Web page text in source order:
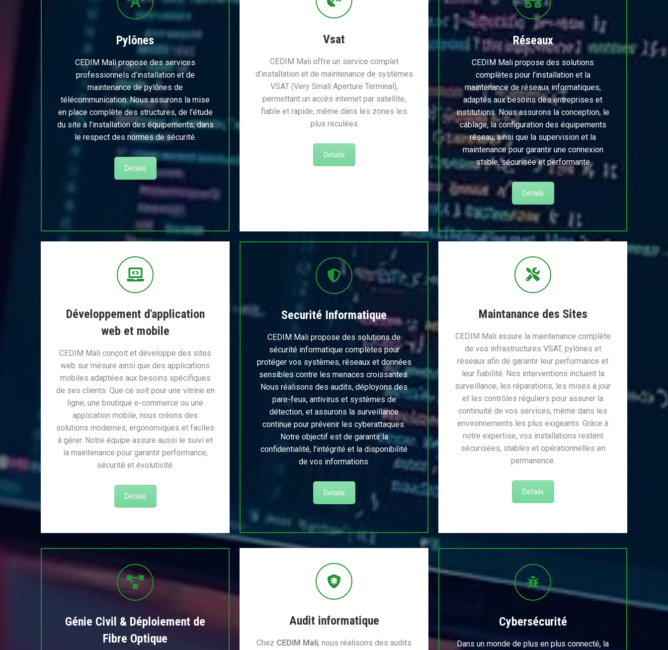
Pylônes
CEDIM Mali propose des services
professionnels d’installation et de
maintenance de pylônes de
télécommunication. Nous assurons la mise
en place complète des structures, de l’étude
du site à l’installation des équipements, dans
le respect des normes de sécurité.
Details
Vsat
CEDIM Mali offre un service complet
d’installation et de maintenance de systèmes
VSAT (Very Small Aperture Terminal),
permettant un accès internet par satellite,
fiable et rapide, même dans les zones les
plus reculées
Details
Réseaux
CEDIM Mali propose des solutions
complètes pour l’installation et la
maintenance de réseaux informatiques,
adaptés aux besoins des entreprises et
institutions. Nous assurons la conception, le
câblage, la configuration des équipements
réseau, ainsi que la supervision et la
maintenance pour garantir une connexion
stable, sécurisée et performante
Details
Développement d'application
web et mobile
CEDIM Mali conçoit et développe des sites
web sur mesure ainsi que des applications
mobiles adaptées aux besoins spécifiques
de ses clients. Que ce soit pour une vitrine en
ligne, une boutique e-commerce ou une
application mobile, nous créons des
solutions modernes, ergonomiques et faciles
à gérer. Notre équipe assure aussi le suivi et
la maintenance pour garantir performance,
sécurité et évolutivité.
Details
Securité Informatique
CEDIM Mali propose des solutions de
sécurité informatique complètes pour
protéger vos systèmes, réseaux et données
sensibles contre les menaces croissantes.
Nous réalisons des audits, déployons des
pare-feux, antivirus et systèmes de
détection, et assurons la surveillance
continue pour prévenir les cyberattaques.
Notre objectif est de garantir la
confidentialité, l’intégrité et la disponibilité
de vos informations.
Details
Maintanance des Sites
CEDIM Mali assure la maintenance complète
de vos infrastructures VSAT, pylônes et
réseaux afin de garantir leur performance et
leur fiabilité. Nos interventions incluent la
surveillance, les réparations, les mises à jour
et les contrôles réguliers pour assurer la
continuité de vos services, même dans les
environnements les plus exigeants. Grâce à
notre expertise, vos installations restent
sécurisées, stables et opérationnelles en
permanence.
Details
Génie Civil & Déploiement de
Fibre Optique
Audit informatique
Chez CEDIM Mali, nous réalisons des audits
Cybersécurité
Dans un monde de plus en plus connecté, la